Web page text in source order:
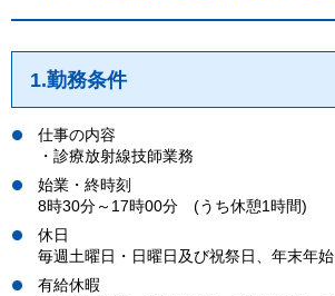
1.勤務条件
仕事の内容
・診療放射線技師業務
始業・終時刻
8時30分～17時00分 (うち休憩1時間)
休日
毎週土曜日・日曜日及び祝祭日、年末年始
有給休暇